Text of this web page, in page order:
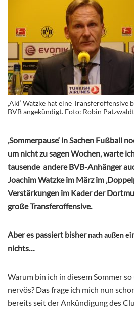
‚Aki‘ Watzke hat eine Transferoffensive
BVB angekündigt. Foto: Robin Patzwaldt
‚Sommerpause‘ in Sachen Fußball
um nicht zu sagen Wochen, warte
tausende andere BVB-Anhänger
Joachim Watzke im März im
Verstärkungen im Kader der
große Transferoffensive.
Aber es passiert bisher nach außen ei
nichts…
Warum bin ich in diesem Sommer
nervös? Das frage ich mich nun
bereits seit der Ankündigung des